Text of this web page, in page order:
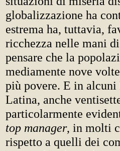
globalizzazione ha
estrema ha, tuttavia,
ricchezza nelle mani
pensare che la
mediamente nove
più povere. E in
Latina, anche
particolarmente
top manager, in molti
rispetto a quelli dei